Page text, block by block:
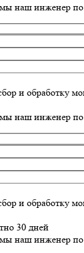
наш инженер по
и обработку
наш инженер по
и обработку
30 дней
наш инженер по